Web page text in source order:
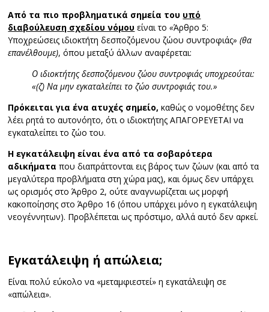
Από τα πιο προβληματικά σημεία του υπό
διαβούλευση σχεδίου νόμου είναι το«Άρθρο 5:
Υποχρεώσεις ιδιοκτήτη δεσποζόμενου ζώου συντροφιάς» (θα
επανέλθουμε), όπου μεταξύ άλλων αναφέρεται:
Ο ιδιοκτήτης δεσποζόμενου ζώου συντροφιάς υποχρεούται:
«(ζ) Να μην εγκαταλείπει το ζώο συντροφιάς του.»
Πρόκειται για ένα ατυχές σημείο, καθώς ο νομοθέτης δεν
λέει ρητά το αυτονόητο, ότι ο ιδιοκτήτης ΑΠΑΓΟΡΕΥΕΤΑΙ να
εγκαταλείπει το ζώο του.
Η εγκατάλειψη είναι ένα από τα σοβαρότερα
αδικήματα που διαπράττονται εις βάρος των ζώων (και από τα
μεγαλύτερα προβλήματα στη χώρα μας), και όμως δεν υπάρχει
ως ορισμός στο Άρθρο 2, ούτε αναγνωρίζεται ως μορφή
κακοποίησης στο Άρθρο 16 (όπου υπάρχει μόνο η εγκατάλειψη
νεογέννητων). Προβλέπεται ως πρόστιμο, αλλά αυτό δεν αρκεί.
Εγκατάλειψη ή απώλεια;
Είναι πολύ εύκολο να «μεταμφιεστεί» η εγκατάλειψη σε
«απώλεια».